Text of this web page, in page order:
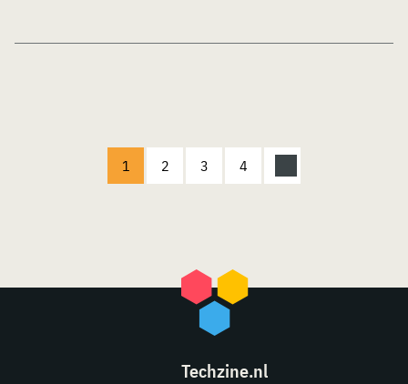
1 2 3 4
Techzine.nl